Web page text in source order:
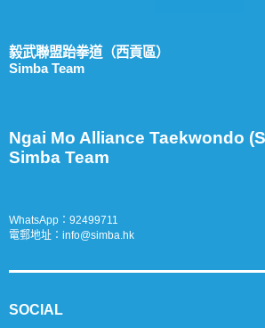
毅武聯盟跆拳道（西貢區）
Simba Team
Ngai Mo Alliance Taekwondo
Simba Team
WhatsApp： 92499711
電郵地址： info@simba.hk
SOCIAL